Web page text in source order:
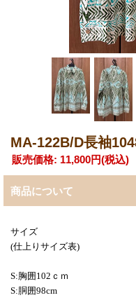
MA-122B/D長袖
販売価格: 11,800円(税込)
商品について
サイズ
(仕上りサイズ表)
S:胸囲102ｃｍ
S:胴囲98cm